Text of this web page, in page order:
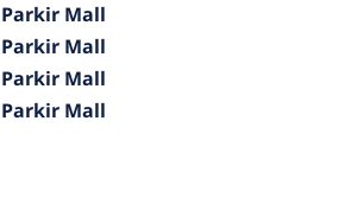
Mall
Mall
Mall
Mall